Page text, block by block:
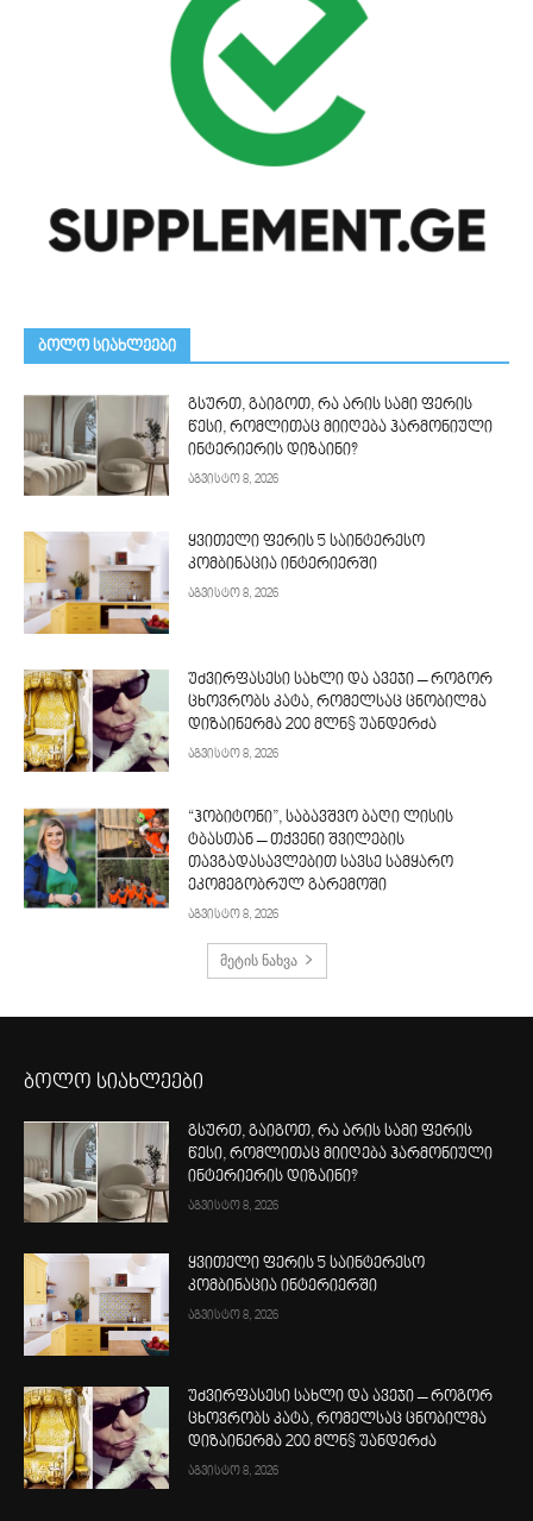
ᲑᲝᲚᲝ ᲡᲘᲐᲮᲚᲔᲔᲑᲘ
გსურთ, გაიგოთ, რა არის სამი ფერის
წესი, რომლითაც მიიღება ჰარმონიული
ინტერიერის დიზაინი?
აგვისტო 8, 2026
ყვითელი ფერის 5 საინტერესო
კომბინაცია ინტერიერში
აგვისტო 8, 2026
უძვირფასესი სახლი და ავეჯი – როგორ
ცხოვრობს კატა, რომელსაც ცნობილმა
დიზაინერმა 200 მლნ$ უანდერძა
აგვისტო 8, 2026
“ჰობიტონი”, საბავშვო ბაღი ლისის
ტბასთან – თქვენი შვილების
თავგადასავლებით სავსე სამყარო
ეკომეგობრულ გარემოში
აგვისტო 8, 2026
მეტის ნახვა
ბოლო სიახლეები
გსურთ, გაიგოთ, რა არის სამი ფერის
წესი, რომლითაც მიიღება ჰარმონიული
ინტერიერის დიზაინი?
აგვისტო 8, 2026
ყვითელი ფერის 5 საინტერესო
კომბინაცია ინტერიერში
აგვისტო 8, 2026
უძვირფასესი სახლი და ავეჯი – როგორ
ცხოვრობს კატა, რომელსაც ცნობილმა
დიზაინერმა 200 მლნ$ უანდერძა
აგვისტო 8, 2026